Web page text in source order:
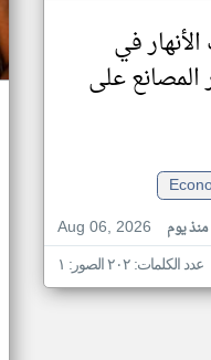
في
المصانع على
Aug 06, 2026
منذ يوم
عدد الكلمات: ٢٠٢ الصور: ١